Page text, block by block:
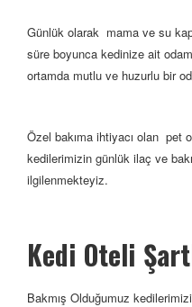
Günlük olarak mama ve su
süre boyunca kedinize ait
ortamda mutlu ve huzurlu bir
Özel bakıma ihtiyacı olan pet
kedilerimizin günlük ilaç ve
ilgilenmekteyiz.
Kedi Oteli
Bakmış Olduğumuz